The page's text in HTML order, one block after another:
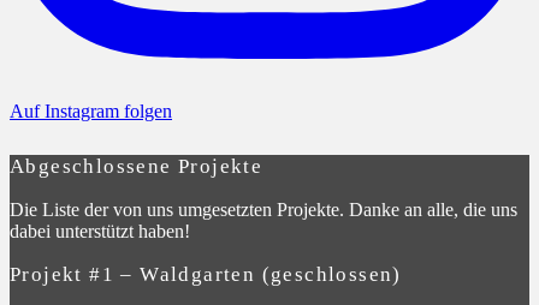
Auf Instagram folgen
Abgeschlossene Projekte
Die Liste der von uns umgesetzten Projekte. Danke an alle, die uns
dabei unterstützt haben!
Projekt #1 – Waldgarten (geschlossen)